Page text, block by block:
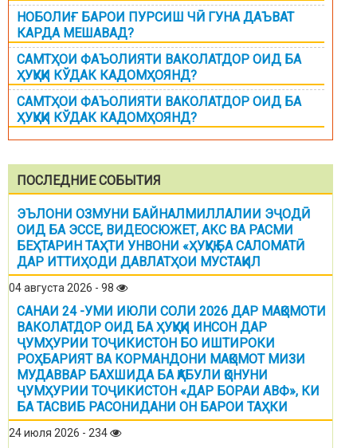
НОБОЛИҒ БАРОИ ПУРСИШ ЧӢ ГУНА ДАЪВАТ
КАРДА МЕШАВАД?
САМТҲОИ ФАЪОЛИЯТИ ВАКОЛАТДОР ОИД БА
ҲУҚУҚИ КЎДАК КАДОМҲОЯНД?
САМТҲОИ ФАЪОЛИЯТИ ВАКОЛАТДОР ОИД БА
ҲУҚУҚИ КЎДАК КАДОМҲОЯНД?
ПОСЛЕДНИЕ СОБЫТИЯ
ЭЪЛОНИ ОЗМУНИ БАЙНАЛМИЛЛАЛИИ ЭҶОДӢ
ОИД БА ЭССЕ, ВИДЕОСЮЖЕТ, АКС ВА РАСМИ
БЕҲТАРИН ТАҲТИ УНВОНИ «ҲУҚУҚ БА САЛОМАТӢ
ДАР ИТТИҲОДИ ДАВЛАТҲОИ МУСТАҚИЛ
04 августа 2026 - 98
САНАИ 24 -УМИ ИЮЛИ СОЛИ 2026 ДАР МАҚОМОТИ
ВАКОЛАТДОР ОИД БА ҲУҚУҚИ ИНСОН ДАР
ҶУМҲУРИИ ТОҶИКИСТОН БО ИШТИРОКИ
РОҲБАРИЯТ ВА КОРМАНДОНИ МАҚОМОТ МИЗИ
МУДАВВАР БАХШИДА БА ҚАБУЛИ ҚОНУНИ
ҶУМҲУРИИ ТОҶИКИСТОН «ДАР БОРАИ АВФ», КИ
БА ТАСВИБ РАСОНИДАНИ ОН БАРОИ ТАҲКИ
24 июля 2026 - 234